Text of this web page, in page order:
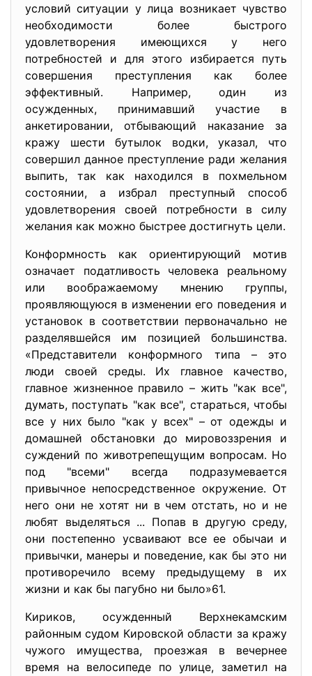
условий ситуации у лица возникает чувство
необходимости более быстрого
удовлетворения имеющихся у него
потребностей и для этого избирается путь
совершения преступления как более
эффективный. Например, один из
осужденных, принимавший участие в
анкетировании, отбывающий наказание за
кражу шести бутылок водки, указал, что
совершил данное преступление ради желания
выпить, так как находился в похмельном
состоянии, а избрал преступный способ
удовлетворения своей потребности в силу
желания как можно быстрее достигнуть цели.
Конформность как ориентирующий мотив
означает податливость человека реальному
или воображаемому мнению группы,
проявляющуюся в изменении его поведения и
установок в соответствии первоначально не
разделявшейся им позицией большинства.
«Представители конформного типа – это
люди своей среды. Их главное качество,
главное жизненное правило – жить "как все",
думать, поступать "как все", стараться, чтобы
все у них было "как у всех" – от одежды и
домашней обстановки до мировоззрения и
суждений по животрепещущим вопросам. Но
под "всеми" всегда подразумевается
привычное непосредственное окружение. От
него они не хотят ни в чем отстать, но и не
любят выделяться ... Попав в другую среду,
они постепенно усваивают все ее обычаи и
привычки, манеры и поведение, как бы это ни
противоречило всему предыдущему в их
жизни и как бы пагубно ни было»61.
Кириков, осужденный Верхнекамским
районным судом Кировской области за кражу
чужого имущества, проезжая в вечернее
время на велосипеде по улице, заметил на